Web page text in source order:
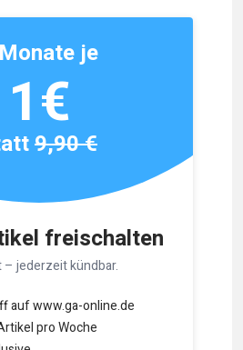
freischalten
jederzeit kündbar.
auf www.ga-online.de
pro Woche
je
1€
9,90 €